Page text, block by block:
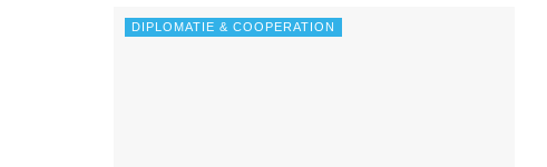
DIPLOMATIE & COOPERATION